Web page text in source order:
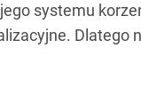
systemu